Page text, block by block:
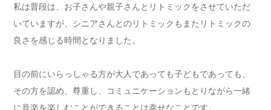
私は普段は、お子さんや親子さんとリトミックをさせていただ
いていますが、シニアさんとのリトミックもまたリトミックの
良さを感じる時間となりました。
目の前にいらっしゃる方が大人であっても子どもであっても、
その方を認め、尊重し、コミュニケーションもとりながら一緒
に音楽を楽しむことができることは幸せなことです。